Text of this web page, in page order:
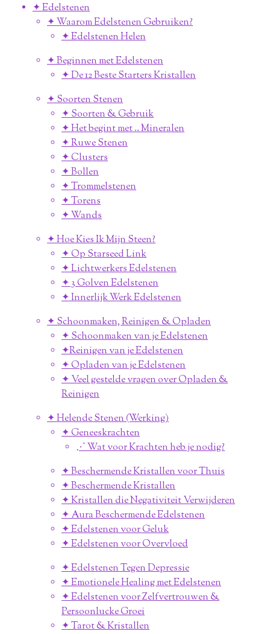
✦ Edelstenen
✦ Waarom Edelstenen Gebruiken?
✦ Edelstenen Helen
✦ Beginnen met Edelstenen
✦ De 12 Beste Starters Kristallen
✦ Soorten Stenen
✦ Soorten & Gebruik
✦ Het begint met .. Mineralen
✦ Ruwe Stenen
✦ Clusters
✦ Bollen
✦ Trommelstenen
✦ Torens
✦ Wands
✦ Hoe Kies Ik Mijn Steen?
✦ Op Starseed Link
✦ Lichtwerkers Edelstenen
✦ 3 Golven Edelstenen
✦ Innerlijk Werk Edelstenen
✦ Schoonmaken, Reinigen & Opladen
✦ Schoonmaken van je Edelstenen
✦Reinigen van je Edelstenen
✦ Opladen van je Edelstenen
✦ Veel gestelde vragen over Opladen &
Reinigen
✦ Helende Stenen (Werking)
✦ Geneeskrachten
⋰ Wat voor Krachten heb je nodig?
✦ Beschermende Kristallen voor Thuis
✦ Beschermende Kristallen
✦ Kristallen die Negativiteit Verwijderen
✦ Aura Beschermende Edelstenen
✦ Edelstenen voor Geluk
✦ Edelstenen voor Overvloed
✦ Edelstenen Tegen Depressie
✦ Emotionele Healing met Edelstenen
✦ Edelstenen voor Zelfvertrouwen &
Persoonlucke Groei
✦ Tarot & Kristallen